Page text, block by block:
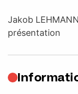
Jakob
présentation